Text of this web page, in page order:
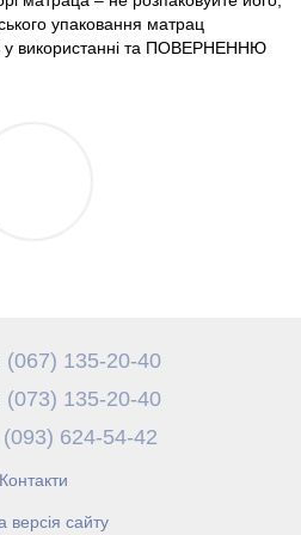
упаковання матрац
у використанні та ПОВЕРНЕННЮ
(067) 135-20-40
(073) 135-20-40
(093) 624-54-42
Контакти
версія сайту